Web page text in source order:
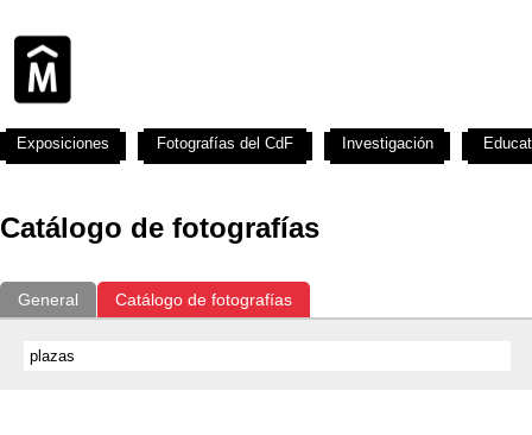
Catálogo de fotografías
General Catálogo de fotografías
Exposiciones Fotografías del CdF Investigación